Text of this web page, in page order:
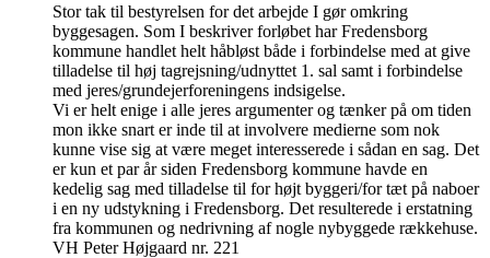
Stor tak til bestyrelsen for det arbejde I gør omkring
byggesagen. Som I beskriver forløbet har Fredensborg
kommune handlet helt håbløst både i forbindelse med at give
tilladelse til høj tagrejsning/udnyttet 1. sal samt i forbindelse
med jeres/grundejerforeningens indsigelse.
Vi er helt enige i alle jeres argumenter og tænker på om tiden
mon ikke snart er inde til at involvere medierne som nok
kunne vise sig at være meget interesserede i sådan en sag. Det
er kun et par år siden Fredensborg kommune havde en
kedelig sag med tilladelse til for højt byggeri/for tæt på naboer
i en ny udstykning i Fredensborg. Det resulterede i erstatning
fra kommunen og nedrivning af nogle nybyggede rækkehuse.
VH Peter Højgaard nr. 221